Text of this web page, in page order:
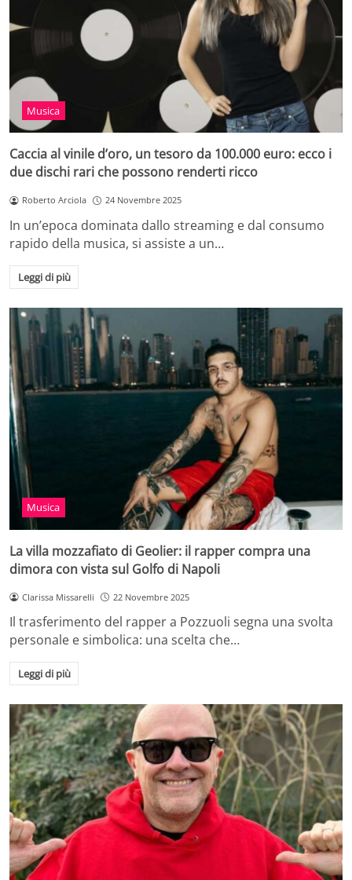
Musica
Caccia al vinile d’oro, un tesoro da 100.000 euro: ecco i
due dischi rari che possono renderti ricco
Roberto Arciola 24 Novembre 2025
In un’epoca dominata dallo streaming e dal consumo
rapido della musica, si assiste a un…
Leggi di più
Musica
La villa mozzafiato di Geolier: il rapper compra una
dimora con vista sul Golfo di Napoli
Clarissa Missarelli 22 Novembre 2025
Il trasferimento del rapper a Pozzuoli segna una svolta
personale e simbolica: una scelta che…
Leggi di più